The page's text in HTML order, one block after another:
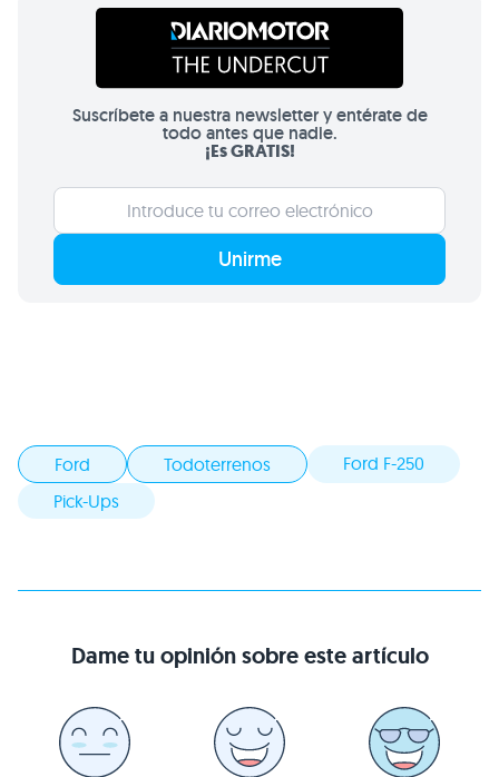
Suscríbete a nuestra newsletter y entérate de
todo antes que nadie.
¡Es GRATIS!
Unirme
Ford Todoterrenos
Ford F-250
Pick-Ups
Dame tu opinión sobre este artículo